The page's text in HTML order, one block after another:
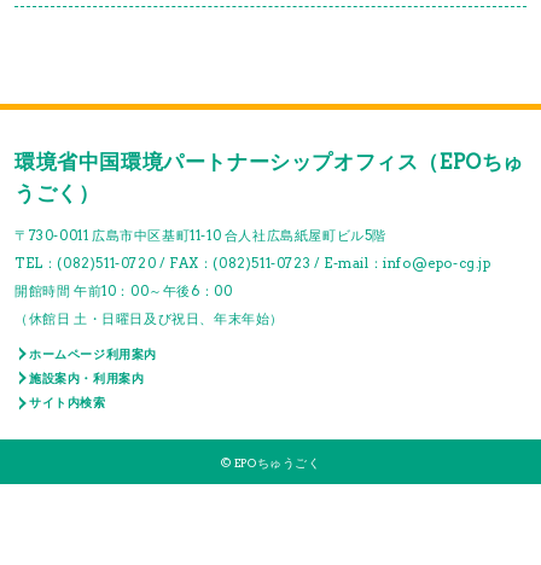
環境省中国環境パートナーシップオフィス（EPOちゅ
うごく）
〒730-0011 広島市中区基町11-10 合人社広島紙屋町ビル5階
TEL：(082)511-0720 / FAX：(082)511-0723 / E-mail：info@epo-cg.jp
開館時間 午前10：00～午後6：00
（休館日 土・日曜日及び祝日、年末年始）
ホームページ利用案内
施設案内・利用案内
サイト内検索
© EPOちゅうごく